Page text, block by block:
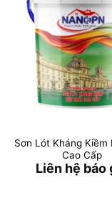
Sơn Lót Kháng Kiềm
Cao Cấp
Liên hệ báo